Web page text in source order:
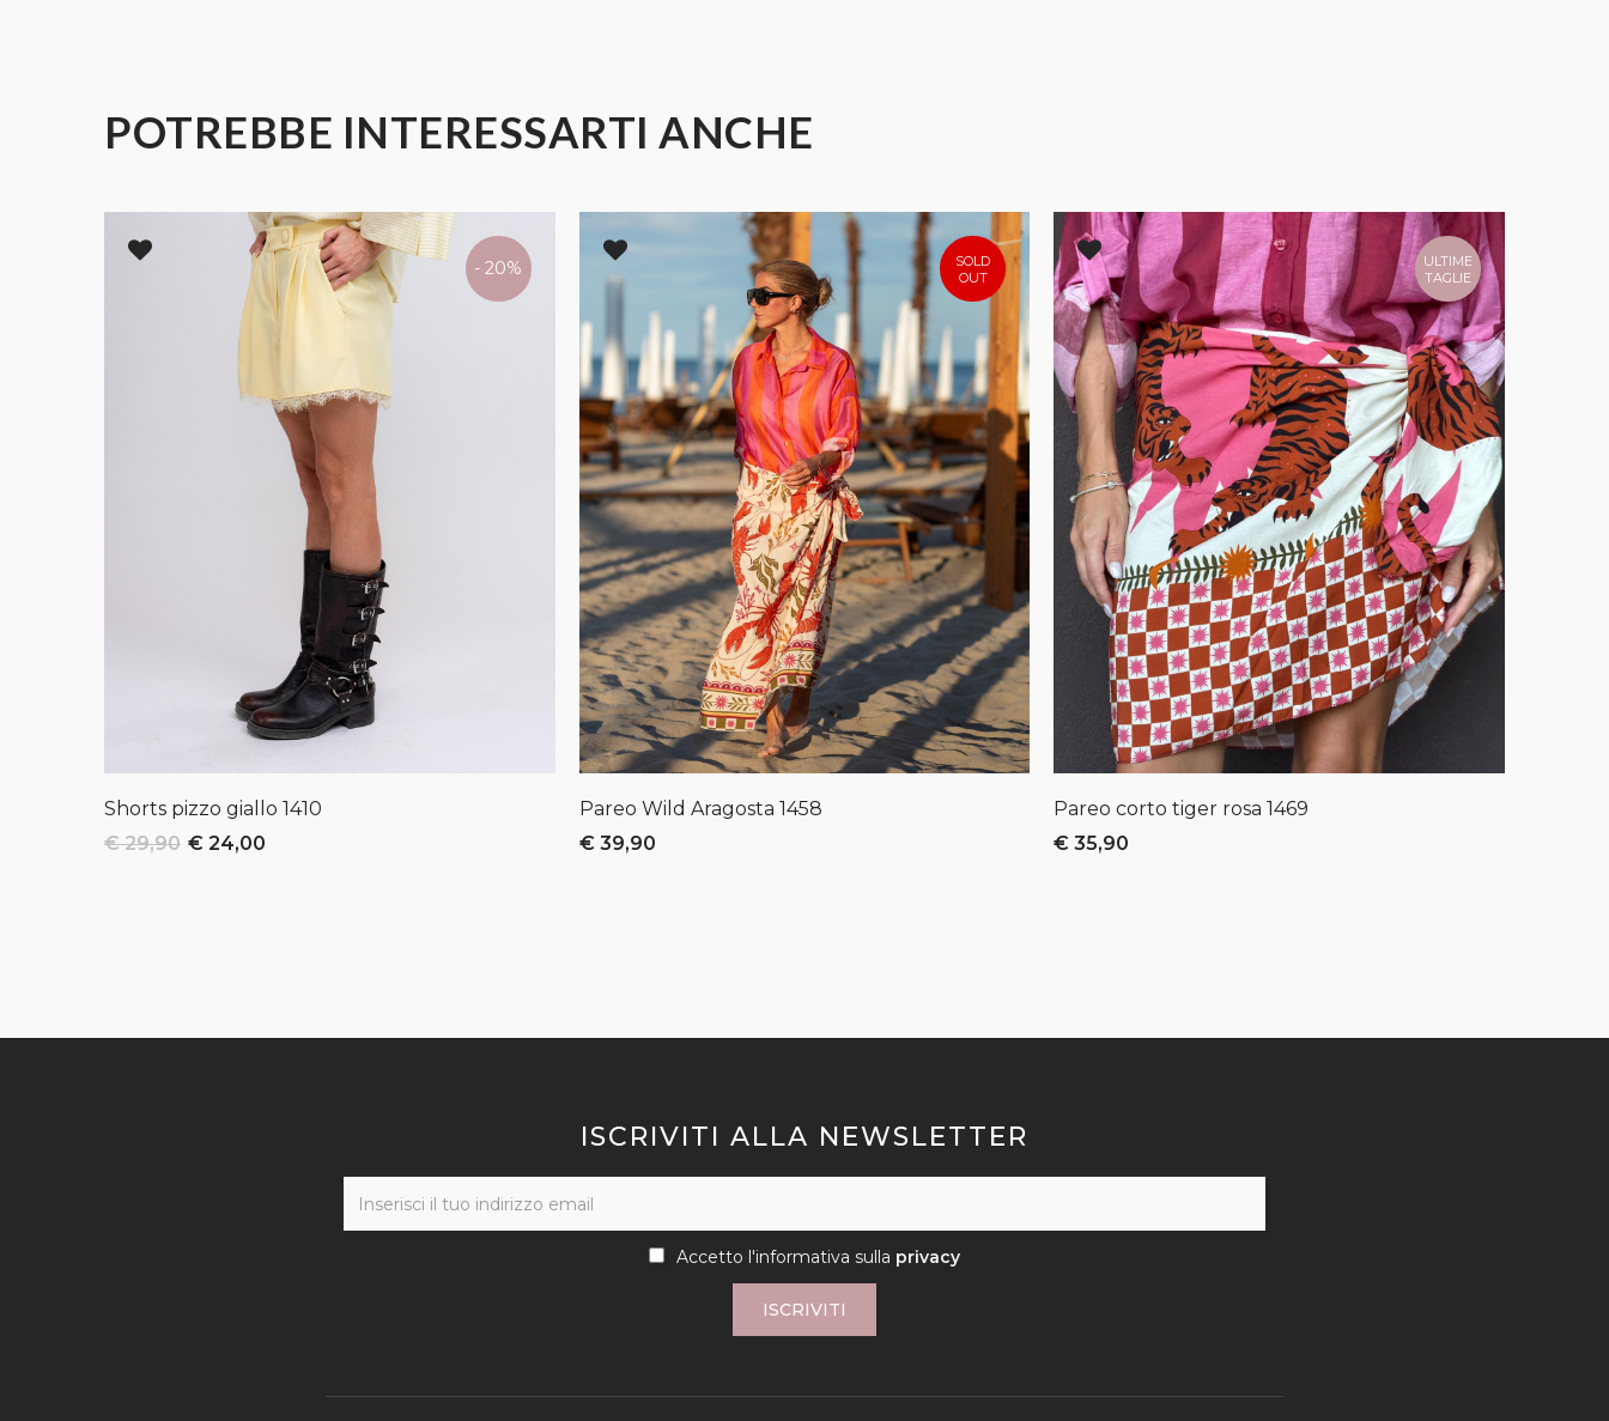
POTREBBE INTERESSARTI ANCHE
- 20%
Shorts pizzo giallo 1410
€ 29,90 € 24,00
SOLD
OUT
Pareo Wild Aragosta 1458
€ 39,90
ULTIME
TAGLIE
Pareo corto tiger rosa 1469
€ 35,90
ISCRIVITI ALLA NEWSLETTER
Accetto l'informativa sulla privacy
ISCRIVITI